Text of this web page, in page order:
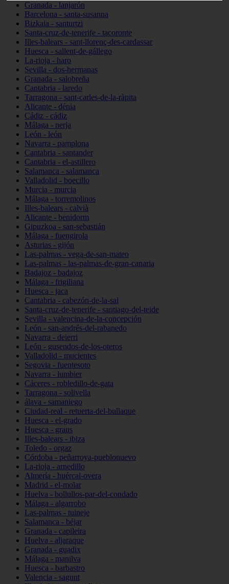
Granada - lanjarón
Barcelona - santa-susanna
Bizkaia - santurtzi
Santa-cruz-de-tenerife - tacoronte
Illes-balears - sant-llorenç-des-cardassar
Huesca - sallent-de-gállego
La-rioja - haro
Sevilla - dos-hermanas
Granada - salobreña
Cantabria - laredo
Tarragona - sant-carles-de-la-ràpita
Alicante - dénia
Cádiz - cádiz
Málaga - nerja
León - león
Navarra - pamplona
Cantabria - santander
Cantabria - el-astillero
Salamanca - salamanca
Valladolid - boecillo
Murcia - murcia
Málaga - torremolinos
Illes-balears - calvià
Alicante - benidorm
Gipuzkoa - san-sebastián
Málaga - fuengirola
Asturias - gijón
Las-palmas - vega-de-san-mateo
Las-palmas - las-palmas-de-gran-canaria
Badajoz - badajoz
Málaga - frigiliana
Huesca - jaca
Cantabria - cabezón-de-la-sal
Santa-cruz-de-tenerife - santiago-del-teide
Sevilla - valencina-de-la-concepción
León - san-andrés-del-rabanedo
Navarra - deierri
León - gusendos-de-los-oteros
Valladolid - mucientes
Segovia - fuentesoto
Navarra - lumbier
Cáceres - robledillo-de-gata
Tarragona - solivella
álava - samaniego
Ciudad-real - retuerta-del-bullaque
Huesca - el-grado
Huesca - graus
Illes-balears - ibiza
Toledo - orgaz
Córdoba - peñarroya-pueblonuevo
La-rioja - arnedillo
Almería - huércal-overa
Madrid - el-molar
Huelva - bollullos-par-del-condado
Málaga - algarrobo
Las-palmas - tuineje
Salamanca - béjar
Granada - capileira
Huelva - aljaraque
Granada - guadix
Málaga - manilva
Huesca - barbastro
Valencia - sagunt